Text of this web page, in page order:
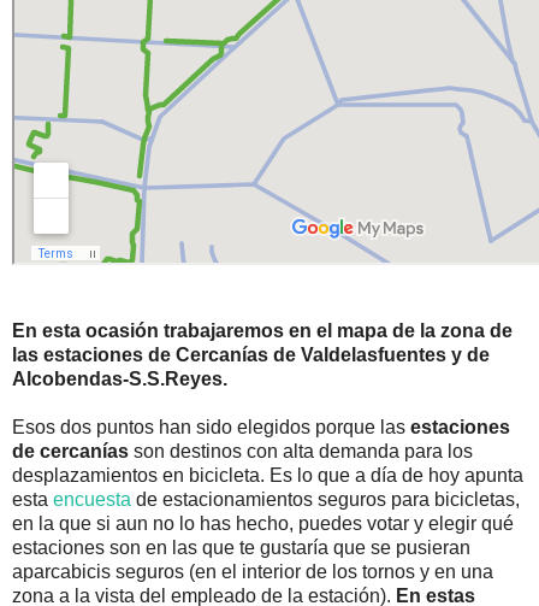
En esta ocasión trabajaremos en el mapa de la zona de
las estaciones de Cercanías de Valdelasfuentes y de
Alcobendas-S.S.Reyes.
Esos dos puntos han sido elegidos porque las estaciones
de cercanías son destinos con alta demanda para los
desplazamientos en bicicleta. Es lo que a día de hoy apunta
esta encuesta de estacionamientos seguros para bicicletas,
en la que si aun no lo has hecho, puedes votar y elegir qué
estaciones son en las que te gustaría que se pusieran
aparcabicis seguros (en el interior de los tornos y en una
zona a la vista del empleado de la estación). En estas